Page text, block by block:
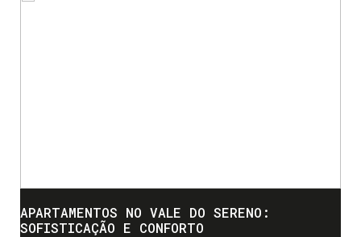
APARTAMENTOS NO VALE DO SERENO:
SOFISTICAÇÃO E CONFORTO